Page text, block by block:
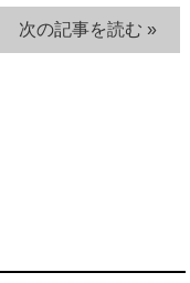
次の記事を読む »